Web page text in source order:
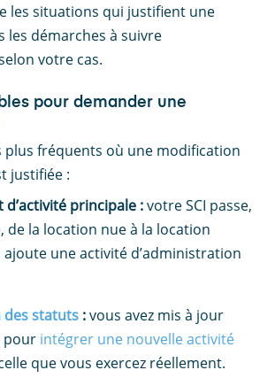
les situations qui justifient une
les démarches à suivre
votre cas.
pour demander une
plus fréquents où une modification
justifiée :
d’activité principale :votre SCI passe,
de la location nue à la location
ajoute une activité d’administration
statuts :vous avez mis à jour
pour intégrer une nouvelle activité
que vous exercez réellement.